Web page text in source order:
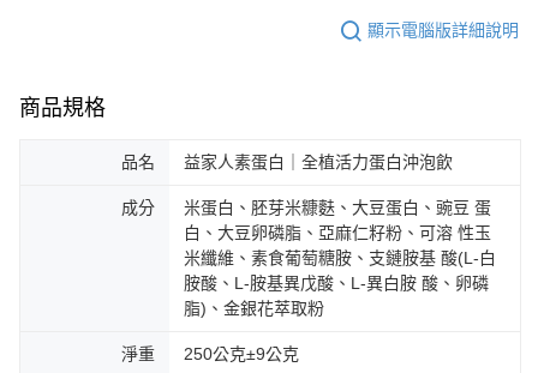
顯示電腦版詳細說明
商品規格
品名 益家人素蛋白｜全植活力蛋白沖泡飲
成分
米蛋白、胚芽米糠麩、大豆蛋白、豌豆 蛋
白、大豆卵磷脂、亞麻仁籽粉、可溶 性玉
米纖維、素食葡萄糖胺、支鏈胺基 酸(L-白
胺酸、L-胺基異戊酸、L-異白胺 酸、卵磷
脂)、金銀花萃取粉
淨重 250公克±9公克